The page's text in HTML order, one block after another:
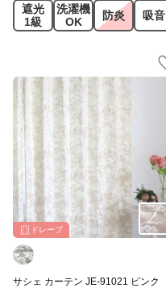
遮光
1級
洗濯機
OK
防炎 吸音
ドレープ
サシェ カーテン JE-91021 ピンク